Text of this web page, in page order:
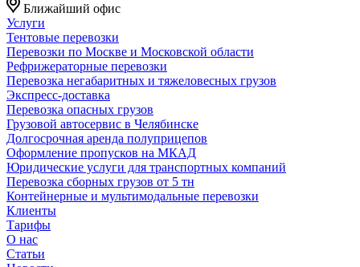
Ближайший офис
Услуги
Тентовые перевозки
Перевозки по Москве и Московской области
Рефрижераторные перевозки
Перевозка негабаритных и тяжеловесных грузов
Экспресс-доставка
Перевозка опасных грузов
Грузовой автосервис в Челябинске
Долгосрочная аренда полуприцепов
Оформление пропусков на МКАД
Юридические услуги для транспортных компаний
Перевозка сборных грузов от 5 тн
Контейнерные и мультимодальные перевозки
Клиенты
Тарифы
О нас
Статьи